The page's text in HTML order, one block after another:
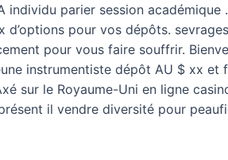
individu parier session
d’options pour vos dépôts.
pour vous faire souffrir.
instrumentiste dépôt AU $ xx
sur le Royaume-Uni en ligne
il vendre diversité pour